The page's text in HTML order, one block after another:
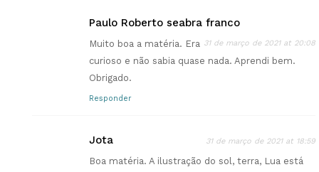
Paulo Roberto seabra franco
31 de março de 2021 at 20:08
Muito boa a matéria. Era
curioso e não sabia quase nada. Aprendi bem.
Obrigado.
Responder
Jota 31 de março de 2021 at 18:59
Boa matéria. A ilustração do sol, terra, Lua está